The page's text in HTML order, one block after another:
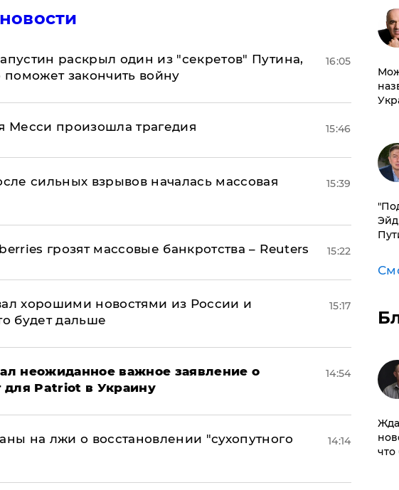
раскрыл один из "секретов" Путина,
поможет закончить войну
16:05
Месси произошла трагедия 15:46
сильных взрывов началась массовая
15:39
грозят массовые банкротства – Reuters 15:22
хорошими новостями из России и
будет дальше
15:17
неожиданное важное заявление о
для Patriot в Украину
14:54
на лжи о восстановлении "сухопутного
14:14
что